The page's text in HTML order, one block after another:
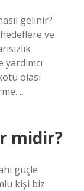
gelinir?
ve
olası
…
midir?
güçle
kişi biz